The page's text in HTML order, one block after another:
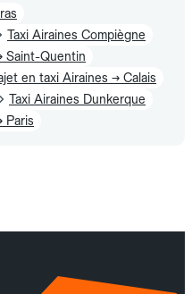
Taxi Airaines Compiègne
Saint-Quentin
en taxi Airaines → Calais
Taxi Airaines Dunkerque
Paris